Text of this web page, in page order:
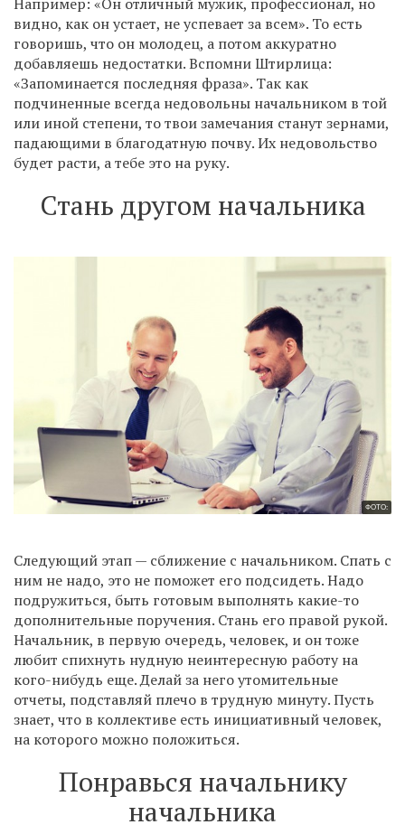
видно, как он устает, не успевает за всем». То есть
говоришь, что он молодец, а потом аккуратно
добавляешь недостатки. Вспомни Штирлица:
«Запоминается последняя фраза». Так как
подчиненные всегда недовольны начальником в той
или иной степени, то твои замечания станут зернами,
падающими в благодатную почву. Их недовольство
будет расти, а тебе это на руку.
Стань другом начальника
ФОТО:
Следующий этап — сближение с начальником. Спать с
ним не надо, это не поможет его подсидеть. Надо
подружиться, быть готовым выполнять какие-то
дополнительные поручения. Стань его правой рукой.
Начальник, в первую очередь, человек, и он тоже
любит спихнуть нудную неинтересную работу на
кого-нибудь еще. Делай за него утомительные
отчеты, подставляй плечо в трудную минуту. Пусть
знает, что в коллективе есть инициативный человек,
на которого можно положиться.
Понравься начальнику
начальника